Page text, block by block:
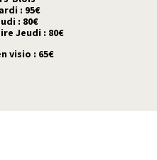
: 95€
: 80€
Jeudi : 80€
visio : 65€